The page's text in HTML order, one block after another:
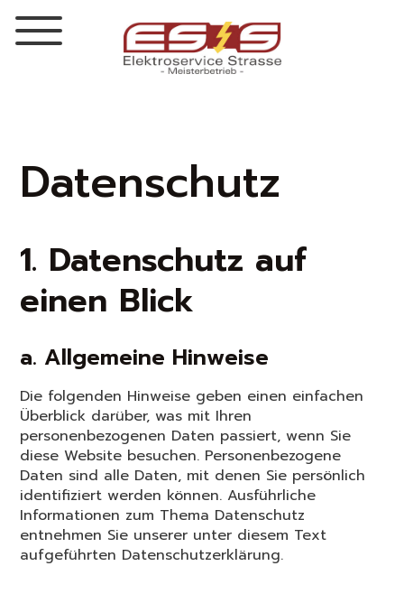
Datenschutz
1. Datenschutz auf
einen Blick
a. Allgemeine Hinweise
Die folgenden Hinweise geben einen einfachen
Überblick darüber, was mit Ihren
personenbezogenen Daten passiert, wenn Sie
diese Website besuchen. Personenbezogene
Daten sind alle Daten, mit denen Sie persönlich
identifiziert werden können. Ausführliche
Informationen zum Thema Datenschutz
entnehmen Sie unserer unter diesem Text
aufgeführten Datenschutzerklärung.